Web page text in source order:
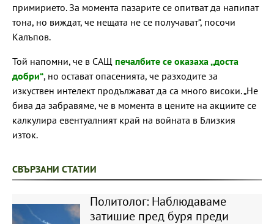
примирието. За момента пазарите се опитват да напипат
тона, но виждат, че нещата не се получават“, посочи
Калъпов.
Той напомни, че в САЩ печалбите се оказаха „доста
добри“, но остават опасенията, че разходите за
изкуствен интелект продължават да са много високи. „Не
бива да забравяме, че в момента в цените на акциите се
калкулира евентуалният край на войната в Близкия
изток.
СВЪРЗАНИ СТАТИИ
Политолог: Наблюдаваме
затишие пред буря преди